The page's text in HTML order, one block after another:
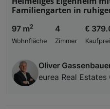
Familiengarten in
97 m2
Wohnfläche
4
Zimmer
€
Oliver
eurea Real Estates